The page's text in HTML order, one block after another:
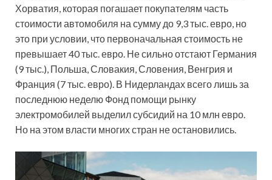
Хорватия, которая погашает покупателям часть
стоимости автомобиля на сумму до 9,3 тыс. евро, но
это при условии, что первоначальная стоимость не
превышает 40 тыс. евро. Не сильно отстают Германия
(9 тыс.), Польша, Словакия, Словения, Венгрия и
Франция (7 тыс. евро). В Нидерландах всего лишь за
последнюю неделю Фонд помощи рынку
электромобилей выделил субсидий на 10 млн евро.
Но на этом власти многих стран не остановились.